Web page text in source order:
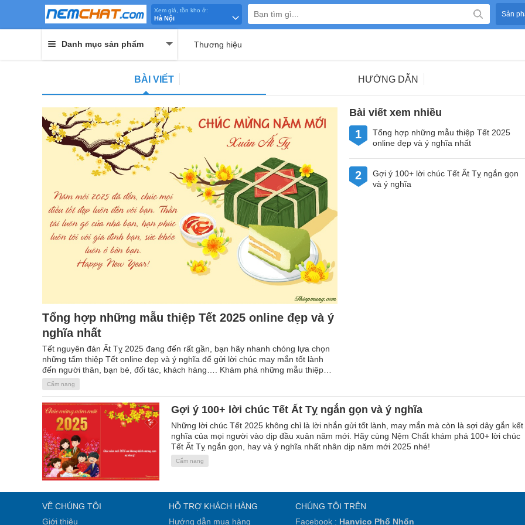
Xem giá, tồn kho ở:
Hà Nội Sản
Danh mục sản phẩm Thương hiệu
BÀI VIẾT HƯỚNG DẪN
Tổng hợp những mẫu thiệp Tết 2025 online đẹp và ý
nghĩa nhất
Tết nguyên đán Ất Tỵ 2025 đang đến rất gần, bạn hãy nhanh chóng lựa chọn
những tấm thiệp Tết online đẹp và ý nghĩa để gửi lời chúc may mắn tốt lành
đến người thân, bạn bè, đối tác, khách hàng…. Khám phá những mẫu thiệp
đẹp, sáng tạo ngay nào!
Cẩm nang
Bài viết xem nhiều
1
Tổng hợp những mẫu thiệp Tết 2025
online đẹp và ý nghĩa nhất
2
Gợi ý 100+ lời chúc Tết Ất Tỵ ngắn gọn
và ý nghĩa
Gợi ý 100+ lời chúc Tết Ất Tỵ ngắn gọn và ý nghĩa
Những lời chúc Tết 2025 không chỉ là lời nhắn gửi tốt lành, may mắn mà còn là sợi dây gắn kết
nghĩa của mọi người vào dịp đầu xuân năm mới. Hãy cùng Nệm Chất khám phá 100+ lời chúc
Tết Ất Tỵ ngắn gọn, hay và ý nghĩa nhất nhân dịp năm mới 2025 nhé!
Cẩm nang
VỀ CHÚNG TÔI
Giới thiệu
HỖ TRỢ KHÁCH HÀNG
Hướng dẫn mua hàng
CHÚNG TÔI TRÊN
Facebook : Hanvico Phố Nhổn